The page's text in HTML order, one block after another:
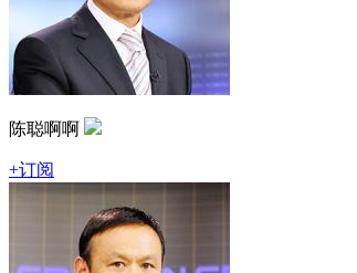
陈聪啊啊
+订阅